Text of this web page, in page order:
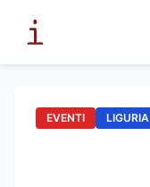
EVENTI LIGURIA